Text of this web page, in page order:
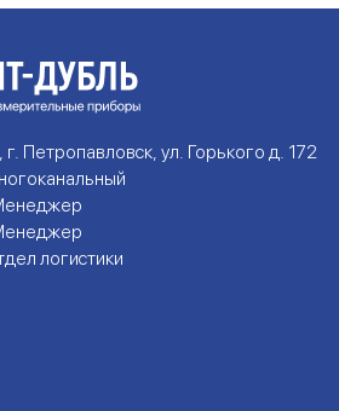
г. Петропавловск, ул. Горького д. 172
логистики